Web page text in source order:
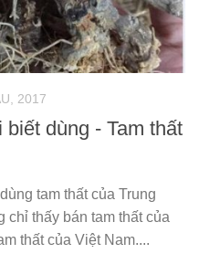
2017
dùng - Tam thất
tam thất của Trung
thấy bán tam thất của
thất của Việt Nam....